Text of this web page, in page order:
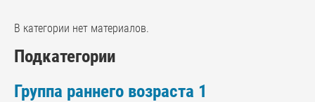
В категории нет материалов.
Подкатегории
Группа раннего возраста 1